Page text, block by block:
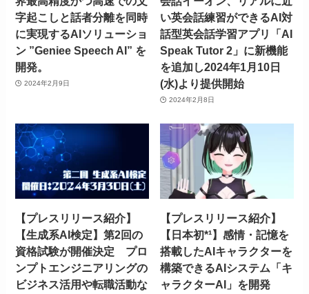
字起こしと話者分離を同時
に実現するAIソリューショ
ン ”Geniee Speech AI” を
開発。
2024年2月9日
い英会話練習ができるAI対
話型英会話学習アプリ「AI
Speak Tutor 2」に新機能
を追加し2024年1月10日
(水)より提供開始
2024年2月8日
【プレスリリース紹介】
【生成系AI検定】第2回の
資格試験が開催決定 プロ
ンプトエンジニアリングの
ビジネス活用や転職活動な
【プレスリリース紹介】
【日本初*¹】感情・記憶を
搭載したAIキャラクターを
構築できるAIシステム「キ
ャラクターAI」を開発